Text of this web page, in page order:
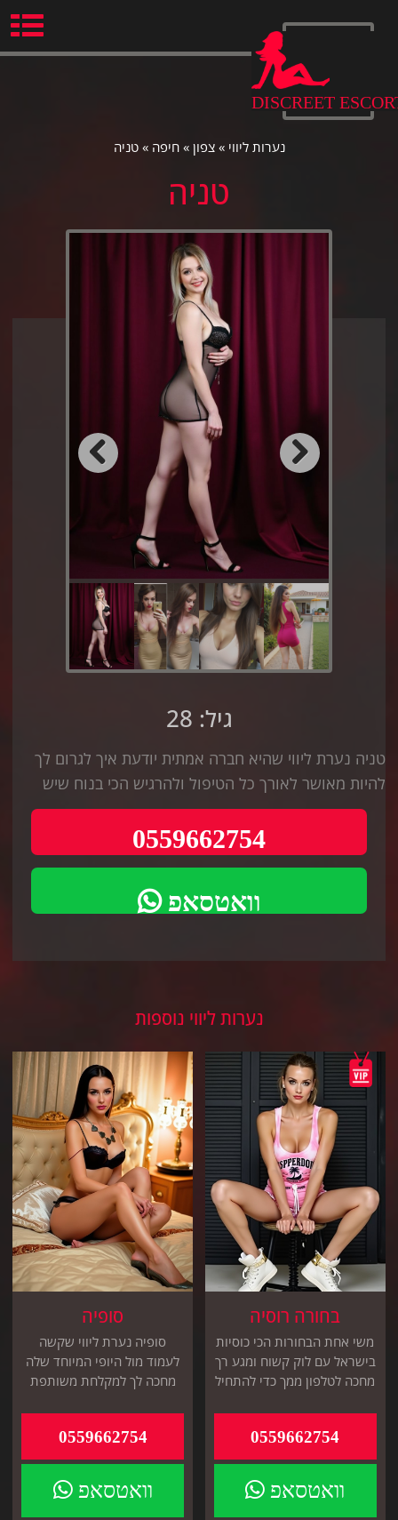
DISCREET
נערות ליווי »צפון »חיפה »טניה
טניה
גיל: 28
טניה נערת ליווי שהיא חברה אמתית יודעת איך לגרום לך
להיות מאושר לאורך כל הטיפול ולהרגיש הכי בנוח שיש
0559662754
וואטסאפ
נערות ליווי נוספות
בחורה רוסיה
משי אחת הבחורות הכי כוסיות
בישראל עם לוק קשוח ומגע רך
מחכה לטלפון ממך כדי להתחיל
0559662754
וואטסאפ
סופיה
סופיה נערת ליווי שקשה
לעמוד מול היופי המיוחד שלה
מחכה לך למקלחת משותפת
תבחר
0559662754
וואטסאפ